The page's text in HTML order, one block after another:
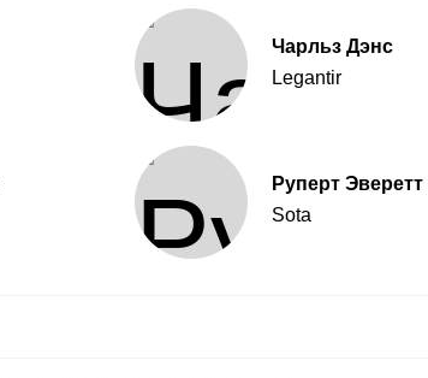
Чарльз Дэнс
Legantir
Руперт Эверетт
Sota